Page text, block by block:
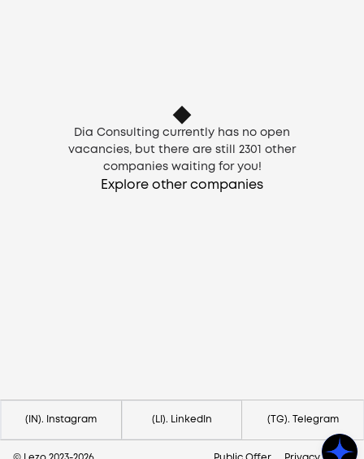
Dia Consulting currently has no open
vacancies, but there are still
2301
other
companies waiting for you!
Explore other companies
(IN). Instagram (LI). LinkedIn (TG). Telegram